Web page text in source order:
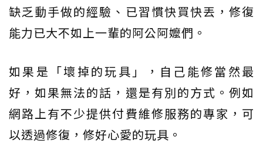
缺乏動手做的經驗、已習慣快買快丟，修復
能力已大不如上一輩的阿公阿嬤們。
如果是「壞掉的玩具」，自己能修當然最
好，如果無法的話，還是有別的方式。例如
網路上有不少提供付費維修服務的專家，可
以透過修復，修好心愛的玩具。